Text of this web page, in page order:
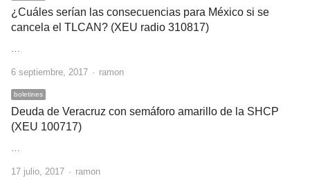
¿Cuáles serían las consecuencias para México si se
cancela el TLCAN? (XEU radio 310817)
…
6 septiembre, 2017 Author
ramon
boletines
Deuda de Veracruz con semáforo amarillo de la SHCP
(XEU 100717)
…
17 julio, 2017 Author
ramon